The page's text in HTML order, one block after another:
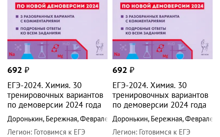
692 ₽
ЕГЭ-2024. Химия. 30
тренировочных вариантов
по демоверсии 2024 года
Доронькин, Бережная,Февралева
Легион: Готовимся к ЕГЭ
692 ₽
ЕГЭ-2024. Химия. 30
тренировочных вариантов
по демоверсии 2024 года
Доронькин, Бережная,Февралева
Легион: Готовимся к ЕГЭ